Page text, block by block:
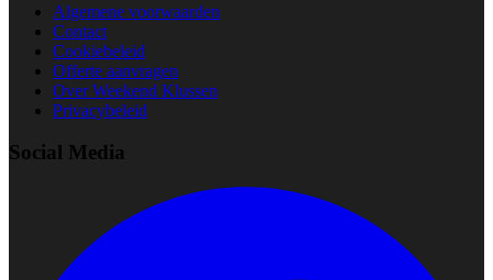
Algemene voorwaarden
Contact
Cookiebeleid
Offerte aanvragen
Over Weekend Klussen
Privacybeleid
Social Media